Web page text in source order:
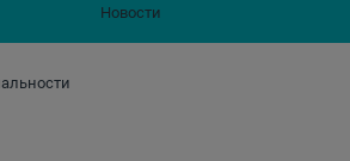
Новости